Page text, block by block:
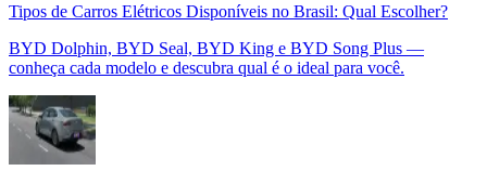
Tipos de Carros Elétricos Disponíveis no Brasil: Qual Escolher?
BYD Dolphin, BYD Seal, BYD King e BYD Song Plus —
conheça cada modelo e descubra qual é o ideal para você.